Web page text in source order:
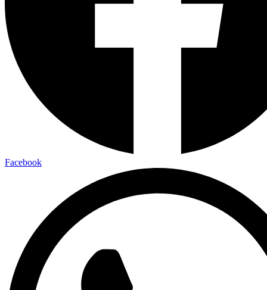
Facebook